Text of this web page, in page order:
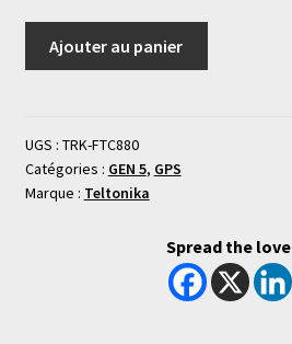
Ajouter au panier
UGS : TRK-FTC880
Catégories : GEN 5, GPS
Marque : Teltonika
Spread the love